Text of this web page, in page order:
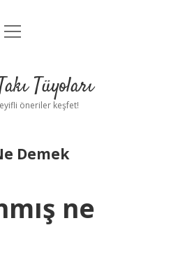
Uyarı
menüyü
Tüyoları
öneriler keşfet!
Demek
ne